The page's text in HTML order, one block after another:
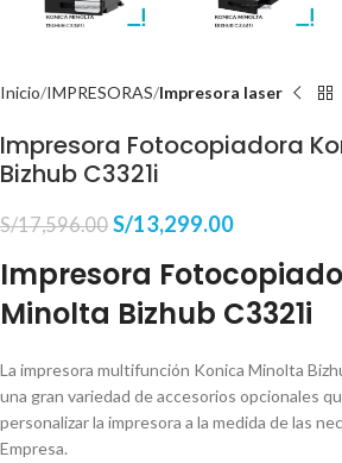
Inicio IMPRESORAS Impresora laser
Impresora Fotocopiadora
Bizhub C3321i
S/17,596.00 S/13,299.00
Impresora
Minolta Bizhub C3321i
La impresora multifunción Konica Minolta
una gran variedad de accesorios opcionales
personalizar la impresora a la medida de las
Empresa.